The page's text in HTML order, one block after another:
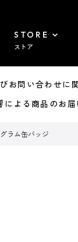
STORE
ストア
問い合わせに
よる商品のお届
ラム缶バッジ